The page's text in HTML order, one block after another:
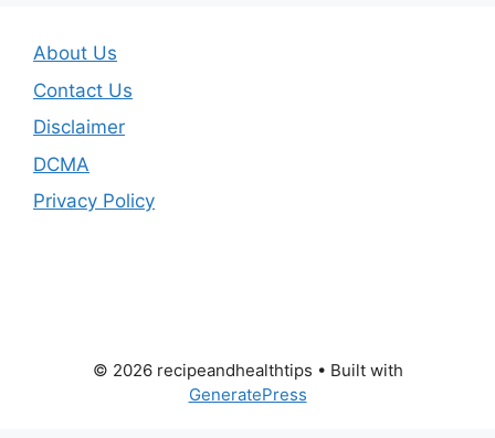
About Us
Contact Us
Disclaimer
DCMA
Privacy Policy
© 2026 recipeandhealthtips • Built with
GeneratePress